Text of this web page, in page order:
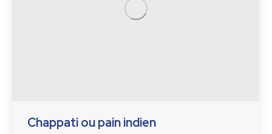
Chappati ou pain indien